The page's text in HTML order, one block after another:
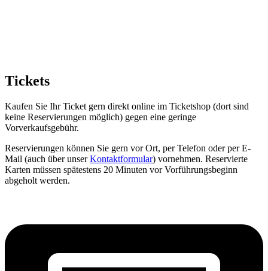
Tickets
Kaufen Sie Ihr Ticket gern direkt online im Ticketshop (dort sind
keine Reservierungen möglich) gegen eine geringe
Vorverkaufsgebühr.
Reservierungen können Sie gern vor Ort, per Telefon oder per E-
Mail (auch über unserKontaktformular) vornehmen. Reservierte
Karten müssen spätestens 20 Minuten vor Vorführungsbeginn
abgeholt werden.